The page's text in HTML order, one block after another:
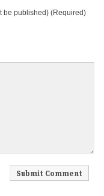
be published) (Required)